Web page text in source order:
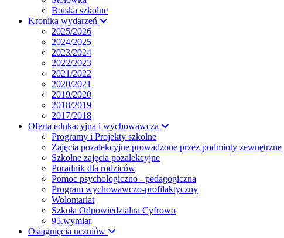
Boiska szkolne
Kronika wydarzeń
2025/2026
2024/2025
2023/2024
2022/2023
2021/2022
2020/2021
2019/2020
2018/2019
2017/2018
Oferta edukacyjna i wychowawcza
Programy i Projekty szkolne
Zajęcia pozalekcyjne prowadzone przez podmioty zewnętrzne
Szkolne zajęcia pozalekcyjne
Poradnik dla rodziców
Pomoc psychologiczno - pedagogiczna
Program wychowawczo-profilaktyczny
Wolontariat
Szkoła Odpowiedzialna Cyfrowo
95.wymiar
Osiągnięcia uczniów